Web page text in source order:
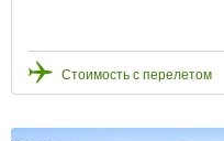
Стоимость с перелетом